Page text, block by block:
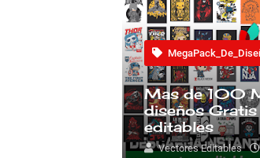
Mas de 100
diseños
editables
Vectores Editables